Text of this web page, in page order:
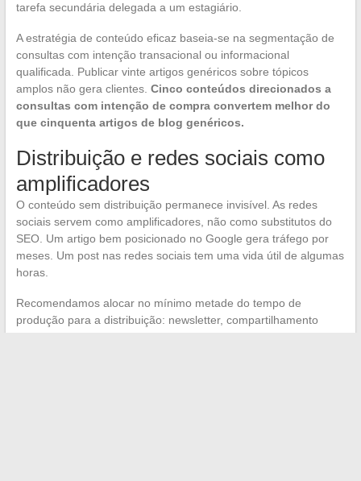
tarefa secundária delegada a um estagiário.
A estratégia de conteúdo eficaz baseia-se na segmentação de
consultas com intenção transacional ou informacional
qualificada. Publicar vinte artigos genéricos sobre tópicos
amplos não gera clientes. Cinco conteúdos direcionados a
consultas com intenção de compra convertem melhor do
que cinquenta artigos de blog genéricos.
Distribuição e redes sociais como
amplificadores
O conteúdo sem distribuição permanece invisível. As redes
sociais servem como amplificadores, não como substitutos do
SEO. Um artigo bem posicionado no Google gera tráfego por
meses. Um post nas redes sociais tem uma vida útil de algumas
horas.
Recomendamos alocar no mínimo metade do tempo de
produção para a distribuição: newsletter, compartilhamento